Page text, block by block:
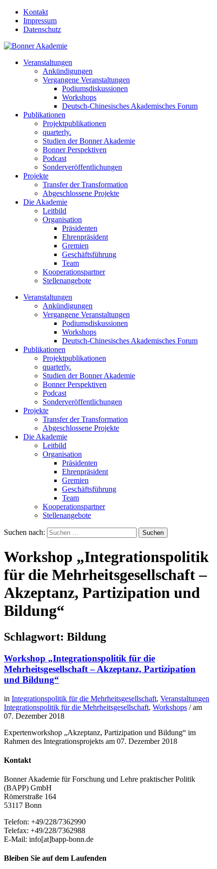
Kontakt
Impressum
Datenschutz
Veranstaltungen
Ankündigungen
Vergangene Veranstaltungen
Podiumsdiskussionen
Workshops
Deutsch-Chinesisches Akademisches Forum
Publikationen
Projektpublikationen
quarterly.
Studien der Bonner Akademie
Bonner Perspektiven
Podcast
Sonderveröffentlichungen
Projekte
Transfer der Transformation
Abgeschlossene Projekte
Die Akademie
Leitbild
Organisation
Präsidenten
Ehrenpräsident
Gremien
Geschäftsführung
Team
Kooperationspartner
Stellenangebote
Veranstaltungen
Ankündigungen
Vergangene Veranstaltungen
Podiumsdiskussionen
Workshops
Deutsch-Chinesisches Akademisches Forum
Publikationen
Projektpublikationen
quarterly.
Studien der Bonner Akademie
Bonner Perspektiven
Podcast
Sonderveröffentlichungen
Projekte
Transfer der Transformation
Abgeschlossene Projekte
Die Akademie
Leitbild
Organisation
Präsidenten
Ehrenpräsident
Gremien
Geschäftsführung
Team
Kooperationspartner
Stellenangebote
Suchen nach:
Workshop „Integrationspolitik
für die Mehrheitsgesellschaft –
Akzeptanz, Partizipation und
Bildung“
Schlagwort: Bildung
Workshop „Integrationspolitik für die
Mehrheitsgesellschaft – Akzeptanz, Partizipation
und Bildung“
in Integrationspolitik für die Mehrheitsgesellschaft, Veranstaltungen
Integrationspolitik für die Mehrheitsgesellschaft, Workshops / am
07. Dezember 2018
Expertenworkshop „Akzeptanz, Partizipation und Bildung“ im
Rahmen des Integrationsprojekts am 07. Dezember 2018
Kontakt
Bonner Akademie für Forschung und Lehre praktischer Politik
(BAPP) GmbH
Römerstraße 164
53117 Bonn
Telefon: +49/228/7362990
Telefax: +49/228/7362988
E-Mail: info[at]bapp-bonn.de
Bleiben Sie auf dem Laufenden